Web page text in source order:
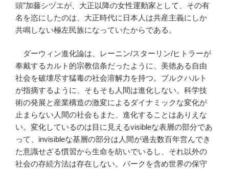
頭”加藤シヅエが、大正以降の女性運動家として、その有
名を恣にしたのは、大正時代に日本人は共産主義にしか
共鳴しない極左民族になっていたからである。
ダーウィン進化論は、レーニン/スターリン/ヒトラーが
奉戴するカルト的宗教信条だったように、美徳ある自由
社会を破壊尽す猛毒の社会溶解力を持つ。ブルクハルト
が指摘するように、そもそも人間は進化しない。科学技
術の発展と産業構造の激変によるダイナミックな変化が
止まらない人間の社会もまた、進化することはありえな
い。変化しているのは目に見えるvisibleな表層の部分であ
って、invisibleな基層の部分は人間が過去数百年営んでき
た意識せざる慣習から生命を紡いでいるし、それ以外の
社会の存続方法は存在しない。バークを含め世界の保守